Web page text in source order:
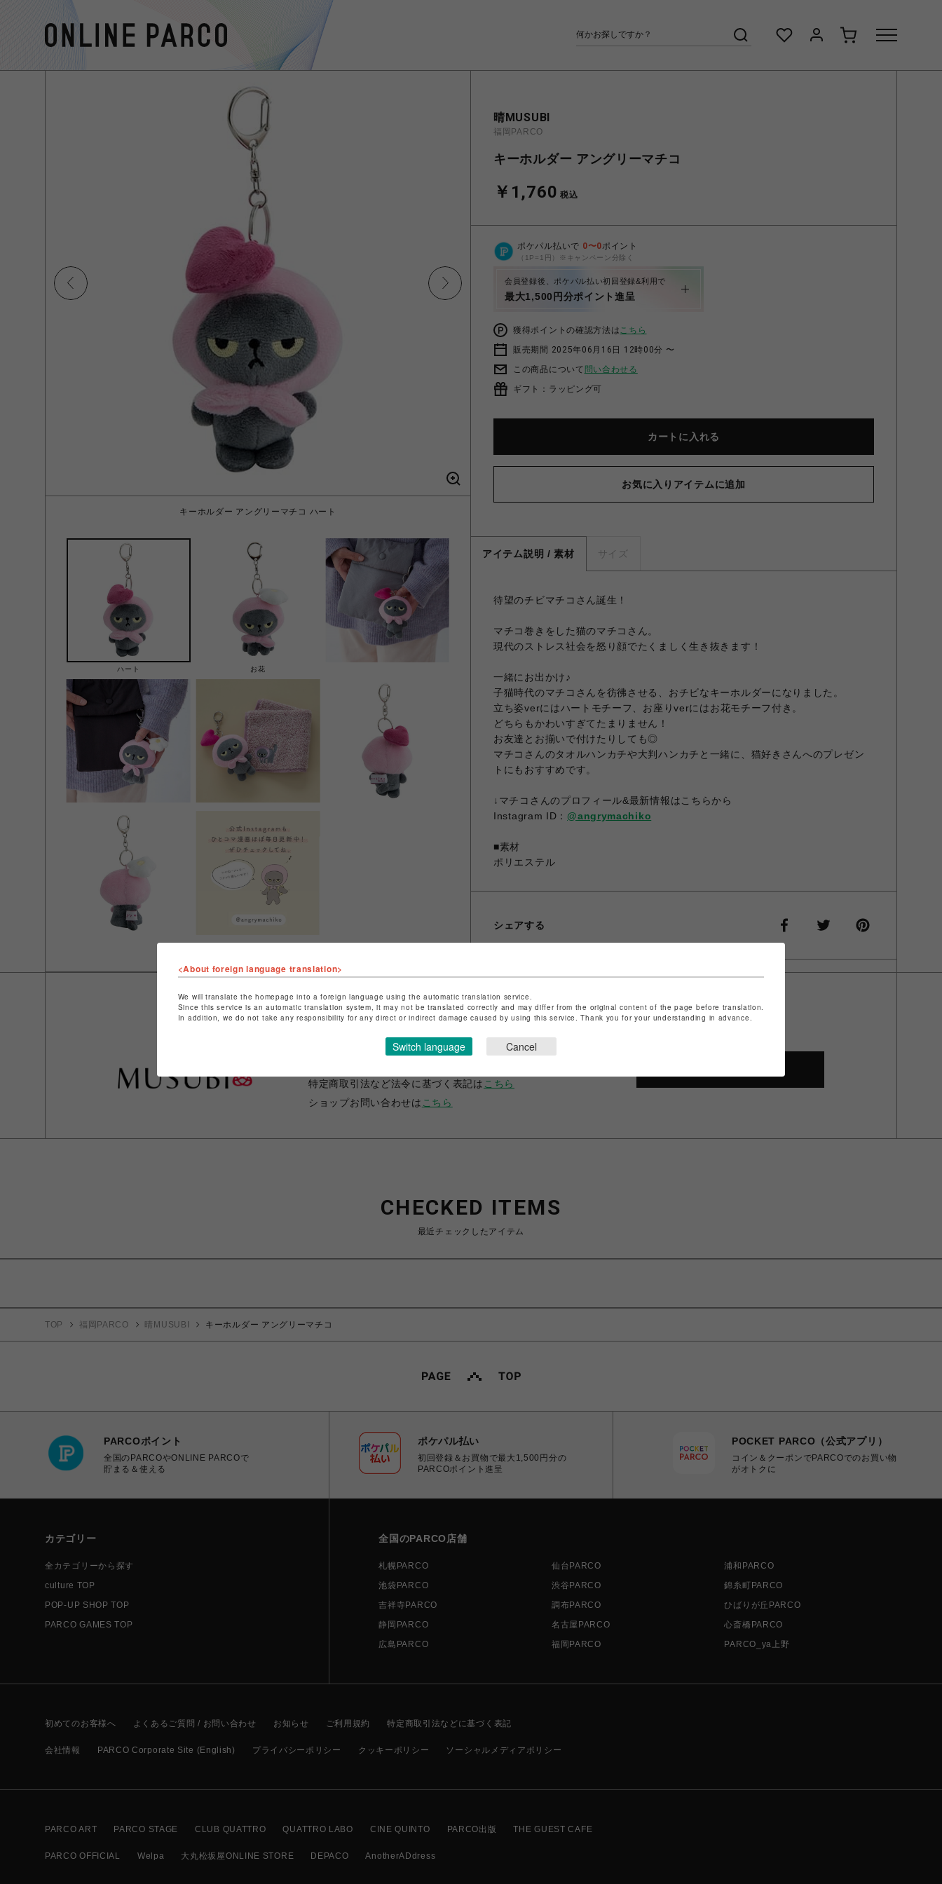
キーホルダー アングリーマチコ ハート
ハート お花
晴MUSUBI
福岡PARCO
キーホルダー アングリーマチコ
￥1,760 税込
ポケパル払いで 0〜0ポイント
（1P=1円）※キャンペーン分除く
会員登録後、ポケパル払い初回登録&利用で
最大1,500円分ポイント進呈
獲得ポイントの確認方法はこちら
販売期間 2025年06月16日 12時00分 〜
この商品について 問い合わせる
ギフト：ラッピング可
カートに入れる
お気に入りアイテムに追加
アイテム説明 / 素材 サイズ
待望のチビマチコさん誕生！
マチコ巻きをした猫のマチコさん。
現代のストレス社会を怒り顔でたくましく生き抜きます！
一緒にお出かけ♪
子猫時代のマチコさんを彷彿させる、おチビなキーホルダーになりました。
立ち姿verにはハートモチーフ、お座りverにはお花モチーフ付き。
どちらもかわいすぎてたまりません！
お友達とお揃いで付けたりしても◎
マチコさんのタオルハンカチや大判ハンカチと一緒に、猫好きさんへのプレゼン
トにもおすすめです。
↓マチコさんのプロフィール&最新情報はこちらから
Instagram ID： @angrymachiko
■素材
ポリエステル
シェアする
晴MUSUBI
福岡PARCO
特定商取引法など法令に基づく表記は こちら
ショップお問い合わせは こちら
CHECKED ITEMS
最近チェックしたアイテム
TOP 福岡PARCO 晴MUSUBI キーホルダー アングリーマチコ
PARCOポイント
全国のPARCOやONLINE PARCOで
貯まる＆使える
ポケパル払い
初回登録＆お買物で最大1,500円分の
PARCOポイント進呈
POCKET PARCO（公式アプリ）
コイン＆クーポンでPARCOでのお買い物
がオトクに
カテゴリー
全カテゴリーから探す
culture TOP
POP-UP SHOP TOP
PARCO GAMES TOP
全国のPARCO店舗
札幌PARCO 仙台PARCO
浦和PARCO
池袋PARCO
渋谷PARCO
錦糸町PARCO
吉祥寺PARCO
調布PARCO
ひばりが丘PARCO
静岡PARCO
名古屋PARCO
心斎橋PARCO
広島PARCO
福岡PARCO PARCO_ya上野
初めてのお客様へ よくあるご質問 / お問い合わせ お知らせ ご利用規約 特定商取引法などに基づく表記
会社情報 PARCO Corporate Site (English) プライバシーポリシー クッキーポリシー ソーシャルメディアポリシー
PARCO ART PARCO STAGE CLUB QUATTRO QUATTRO LABO CINE QUINTO PARCO出版 THE GUEST CAFE
PARCO OFFICIAL Welpa 大丸松坂屋ONLINE STORE DEPACO AnotherADdress
<About foreign language translation>
We will translate the homepage into a foreign language using the automatic translation service.
Since this service is an automatic translation system, it may not be translated correctly and may differ from the original content of the page before translation.
In addition, we do not take any responsibility for any direct or indirect damage caused by using this service. Thank you for your understanding in advance.
Switch language Cancel